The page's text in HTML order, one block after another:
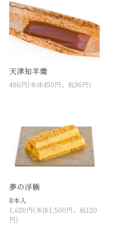
天津知羊羹
486円(本体450円、税36円)
夢の浮橋
8本入
1,620円(本体1,500円、税120
円)